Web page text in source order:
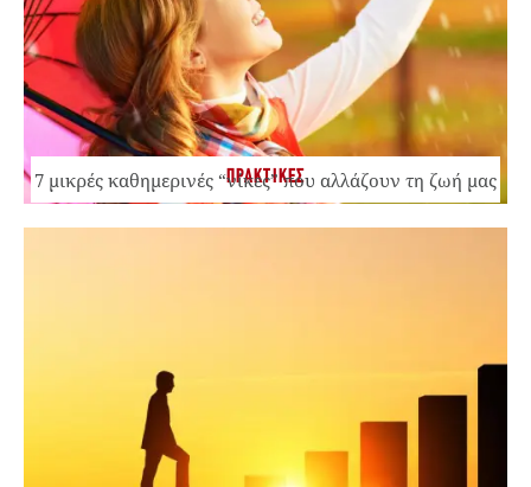
ΠΡΑΚΤΙΚΕΣ
7 μικρές καθημερινές “νίκες” που αλλάζουν τη ζωή μας